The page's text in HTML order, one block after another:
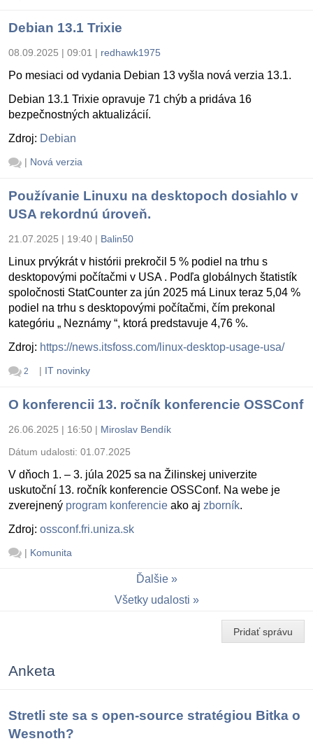
Debian 13.1 Trixie
08.09.2025 | 09:01 | redhawk1975
Po mesiaci od vydania Debian 13 vyšla nová verzia 13.1.
Debian 13.1 Trixie opravuje 71 chýb a pridáva 16
bezpečnostných aktualizácií.
Zdroj: Debian
| Nová verzia
Používanie Linuxu na desktopoch dosiahlo v
USA rekordnú úroveň.
21.07.2025 | 19:40 | Balin50
Linux prvýkrát v histórii prekročil 5 % podiel na trhu s
desktopovými počítačmi v USA . Podľa globálnych štatistík
spoločnosti StatCounter za jún 2025 má Linux teraz 5,04 %
podiel na trhu s desktopovými počítačmi, čím prekonal
kategóriu „ Neznámy “, ktorá predstavuje 4,76 %.
Zdroj: https://news.itsfoss.com/linux-desktop-usage-usa/
2 | IT novinky
O konferencii 13. ročník konferencie OSSConf
26.06.2025 | 16:50 | Miroslav Bendík
Dátum udalosti: 01.07.2025
V dňoch 1. – 3. júla 2025 sa na Žilinskej univerzite
uskutoční 13. ročník konferencie OSSConf. Na webe je
zverejnený program konferencie ako aj zborník.
Zdroj: ossconf.fri.uniza.sk
| Komunita
Ďalšie
Všetky udalosti
Pridať správu
Anketa
Stretli ste sa s open-source stratégiou Bitka o
Wesnoth?